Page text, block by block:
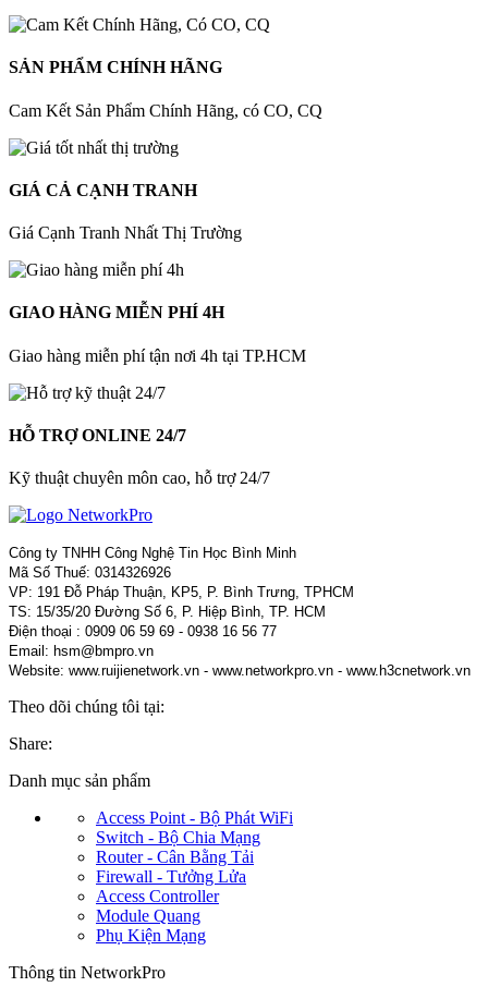
SẢN PHẨM CHÍNH HÃNG
Cam Kết Sản Phẩm Chính Hãng, có CO, CQ
GIÁ CẢ CẠNH TRANH
Giá Cạnh Tranh Nhất Thị Trường
GIAO HÀNG MIỄN PHÍ 4H
Giao hàng miễn phí tận nơi 4h tại TP.HCM
HỖ TRỢ ONLINE 24/7
Kỹ thuật chuyên môn cao, hỗ trợ 24/7
Công ty TNHH Công Nghệ Tin Học Bình Minh
Mã Số Thuế: 0314326926
VP: 191 Đỗ Pháp Thuận, KP5, P. Bình Trưng, TPHCM
TS: 15/35/20 Đường Số 6, P. Hiệp Bình, TP. HCM
Điện thoại : 0909 06 59 69 - 0938 16 56 77
Email: hsm@bmpro.vn
Website: www.ruijienetwork.vn - www.networkpro.vn - www.h3cnetwork.vn
Theo dõi chúng tôi tại:
Share:
Danh mục sản phẩm
Access Point - Bộ Phát WiFi
Switch - Bộ Chia Mạng
Router - Cân Bằng Tải
Firewall - Tưởng Lửa
Access Controller
Module Quang
Phụ Kiện Mạng
Thông tin NetworkPro